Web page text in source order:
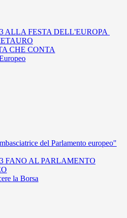
ALLA FESTA DELL'EUROPA
CHE CONTA
del Parlamento europeo"
FANO AL PARLAMENTO
la Borsa